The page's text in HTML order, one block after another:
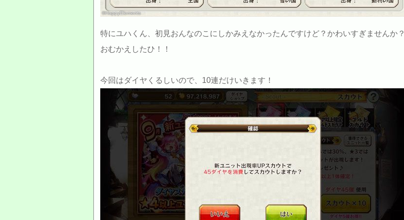
©HappyElements
特にユハくん、初見おんなのこにしかみえなかったんですけど？かわいすぎませんか？
おむかえしたひ！！
今回はダイヤくるしいので、10連だけいきます！